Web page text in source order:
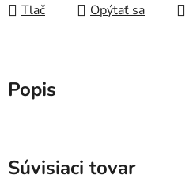
Tlač Opýtať sa
Popis
Súvisiaci tovar